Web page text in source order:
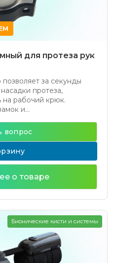
для протеза рук
за секунды
протеза,
на рабочий крюк.
и...
вопрос
о товаре
Бионические кисти и системы